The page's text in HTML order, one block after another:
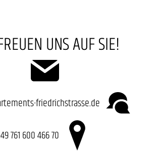
UNS AUF SIE!
friedrichstrasse.de
761 600 466 70